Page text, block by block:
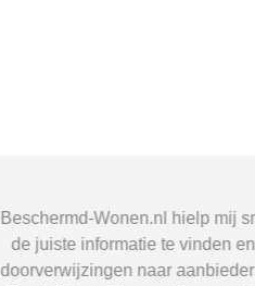
Wonen.nl hielp mij
de juiste informatie te vinden en
doorverwijzingen naar